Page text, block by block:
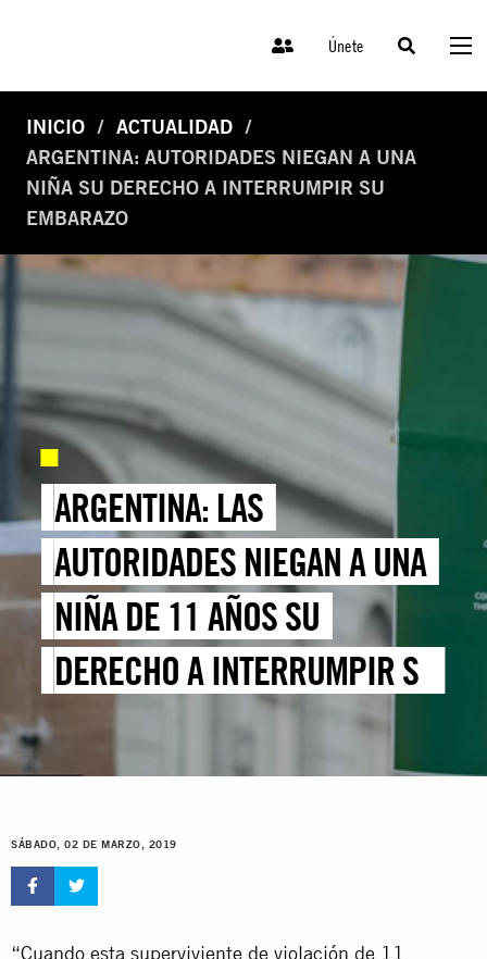
Únete
INICIO
ACTUALIDAD
ARGENTINA: AUTORIDADES NIEGAN A UNA
NIÑA SU DERECHO A INTERRUMPIR SU
EMBARAZO
ARGENTINA: LAS
AUTORIDADES NIEGAN A UNA
NIÑA DE 11 AÑOS SU
DERECHO A INTERRUMPIR SU
EMBARAZO FORZADO
SÁBADO, 02 DE MARZO, 2019
“Cuando esta superviviente de violación de 11